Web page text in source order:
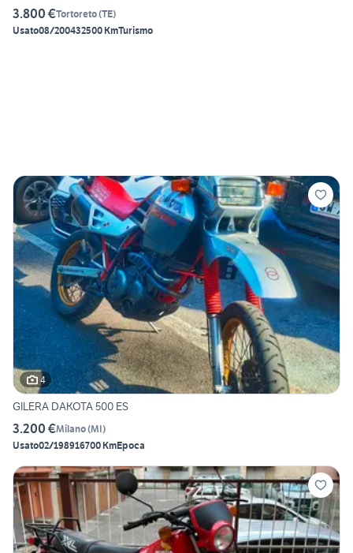
3.800 €Tortoreto(TE)
Usato08/200432500 KmTurismo
4
GILERA DAKOTA 500 ES
3.200 €Milano(MI)
Usato02/198916700 KmEpoca